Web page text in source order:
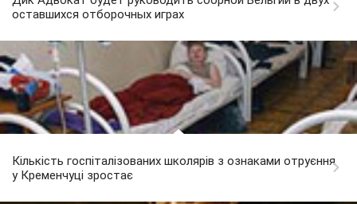
оставшихся отборочных играх
Кількість госпіталізованих школярів з ознаками отруєння
у Кременчуці зростає